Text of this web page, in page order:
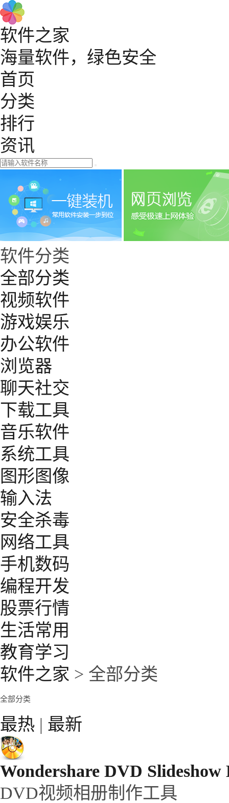
软件之家
海量软件，绿色安全
首页
分类
排行
资讯
软件分类
全部分类
视频软件
游戏娱乐
办公软件
浏览器
聊天社交
下载工具
音乐软件
系统工具
图形图像
输入法
安全杀毒
网络工具
手机数码
编程开发
股票行情
生活常用
教育学习
软件之家 > 全部分类
全部分类
最热 | 最新
Wondershare DVD Slideshow
DVD视频相册制作工具